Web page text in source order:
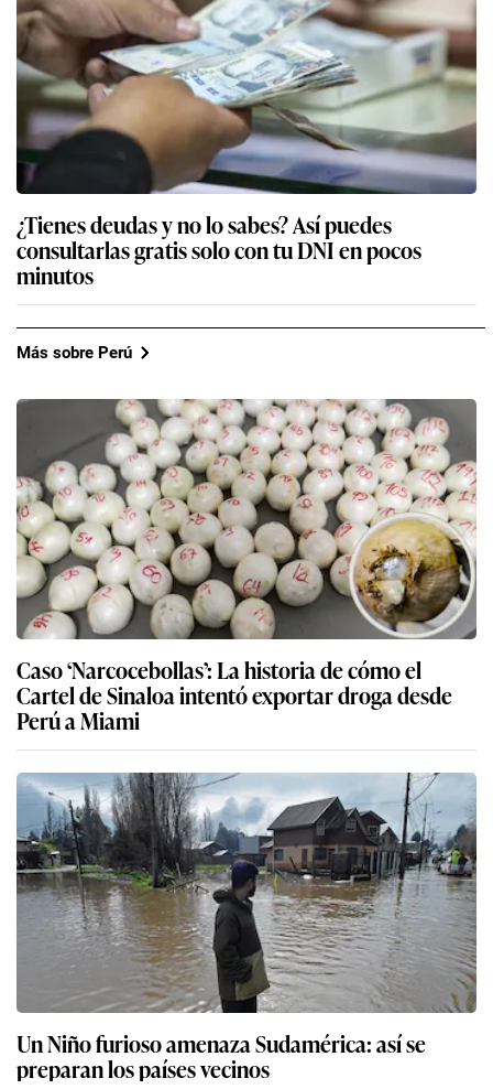
¿Tienes deudas y no lo sabes? Así puedes
consultarlas gratis solo con tu DNI en pocos
minutos
Más sobre Perú
Caso ‘Narcocebollas’: La historia de cómo el
Cartel de Sinaloa intentó exportar droga desde
Perú a Miami
Un Niño furioso amenaza Sudamérica: así se
preparan los países vecinos